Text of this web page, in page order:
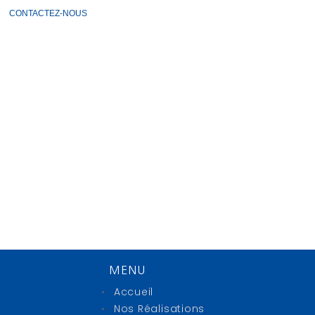
CONTACTEZ-NOUS
MENU
Accueil
Nos Réalisations